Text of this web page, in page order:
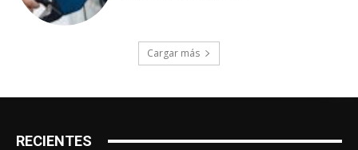
Cargar más
RECIENTES